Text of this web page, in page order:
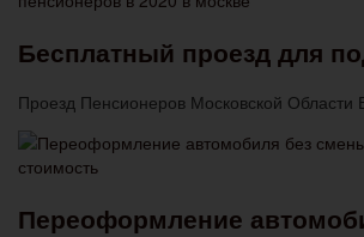
Бесплатный проезд для
Проезд Пенсионеров Московской
Переоформление